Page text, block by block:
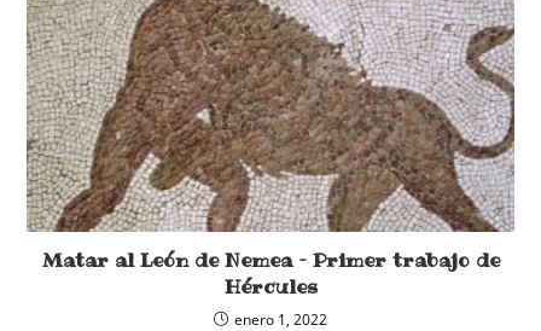
Matar al León de Nemea – Primer trabajo de
Hércules
enero 1, 2022